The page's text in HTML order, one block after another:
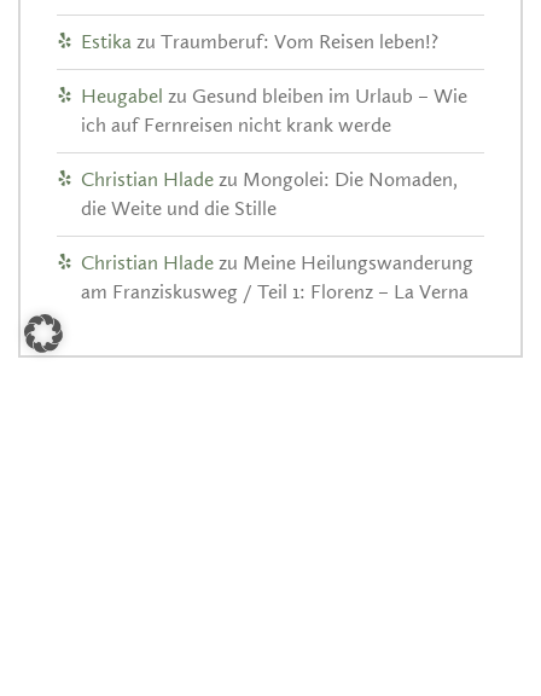
Estika zu Traumberuf: Vom Reisen leben!?
Heugabel zu Gesund bleiben im Urlaub – Wie
ich auf Fernreisen nicht krank werde
Christian Hlade zu Mongolei: Die Nomaden,
die Weite und die Stille
Christian Hlade zu Meine Heilungswanderung
am Franziskusweg / Teil 1: Florenz – La Verna